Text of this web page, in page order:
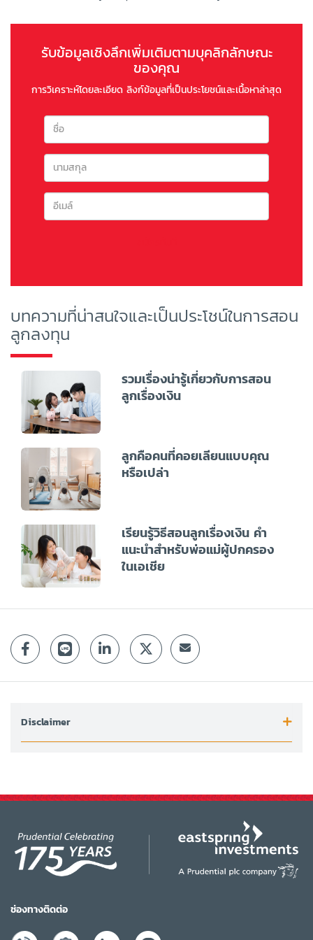
รับข้อมูลเชิงลึกเพิ่มเติมตามบุคลิกลักษณะ
ของคุณ
การวิเคราะห์โดยละเอียด ลิงก์ข้อมูลที่เป็นประโยชน์และเนื้อหาล่าสุด
บทความที่น่าสนใจและเป็นประโชน์ในการสอน
ลูกลงทุน
รวมเรื่องน่ารู้เกี่ยวกับการสอน
ลูกเรื่องเงิน
ลูกคือคนที่คอยเลียนแบบคุณ
หรือเปล่า
เรียนรู้วิธีสอนลูกเรื่องเงิน คำ
แนะนำสำหรับพ่อแม่ผู้ปกครอง
ในเอเชีย
Disclaimer
ช่องทางติดต่อ